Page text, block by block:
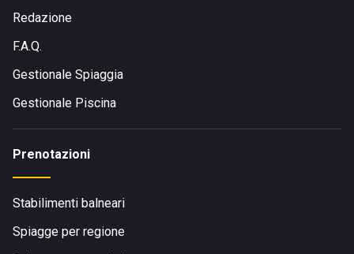
Redazione
F.A.Q.
Gestionale Spiaggia
Gestionale Piscina
Prenotazioni
Stabilimenti balneari
Spiagge per regione